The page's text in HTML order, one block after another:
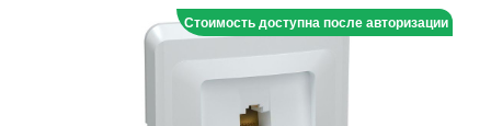
Стоимость доступна после авторизации